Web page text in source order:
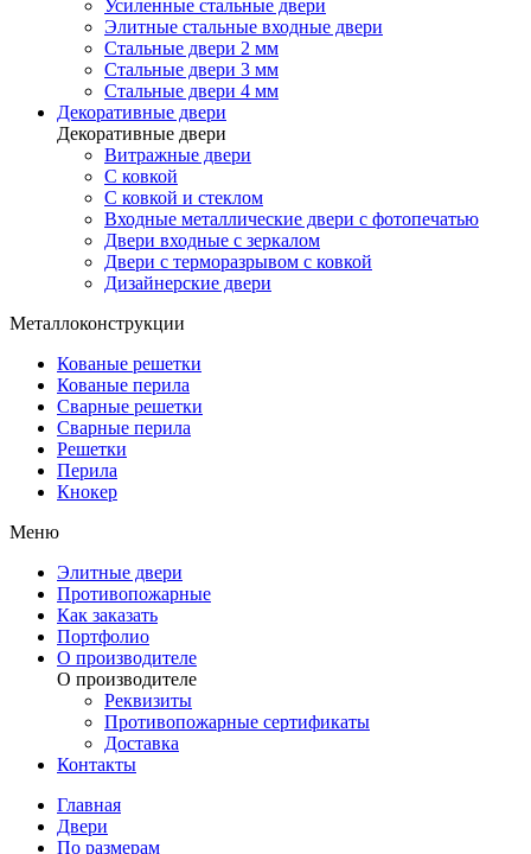
Усиленные стальные двери
Элитные стальные входные двери
Стальные двери 2 мм
Стальные двери 3 мм
Стальные двери 4 мм
Декоративные двери
Декоративные двери
Витражные двери
С ковкой
С ковкой и стеклом
Входные металлические двери с фотопечатью
Двери входные с зеркалом
Двери с терморазрывом с ковкой
Дизайнерские двери
Металлоконструкции
Кованые решетки
Кованые перила
Сварные решетки
Сварные перила
Решетки
Перила
Кнокер
Меню
Элитные двери
Противопожарные
Как заказать
Портфолио
О производителе
О производителе
Реквизиты
Противопожарные сертификаты
Доставка
Контакты
Главная
Двери
По размерам